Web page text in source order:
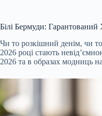
Білі Бермуди: Гарантований
Чи то розкішний денім, чи
2026 році стають
2026 та в образах модниць